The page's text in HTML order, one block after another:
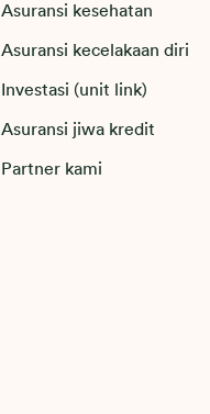
Asuransi kesehatan
Asuransi kecelakaan diri
Investasi (unit link)
Asuransi jiwa kredit
Partner kami